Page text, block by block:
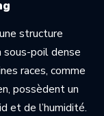
structure
sous-poil dense
races, comme
possèdent un
et de l’humidité.